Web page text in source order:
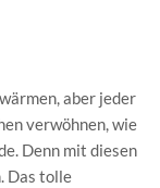
aber jeder
verwöhnen, wie
Denn mit diesen
Das tolle